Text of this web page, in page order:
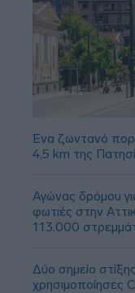
Ένα ζωντανό
4,5 km της
Αγώνας δρόμου
φωτιές στην
113.000
Δύο σημείο
χρησιμοποίησες